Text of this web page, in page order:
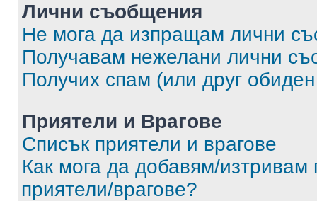
Лични съобщения
Не мога да изпращам лични
Получавам нежелани лични
Получих спам (или друг
Приятели и Врагове
Списък приятели и врагове
Как мога да добавям/изтривам
приятели/врагове?